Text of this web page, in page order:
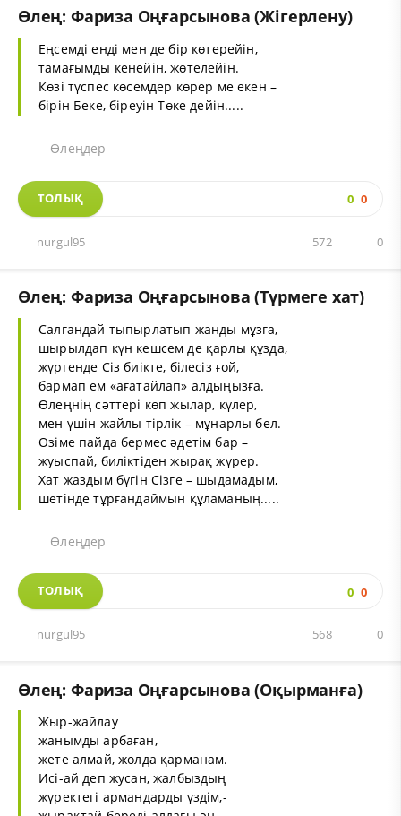
Өлең: Фариза Оңғарсынова (Жігерлену)
Еңсемді енді мен де бір көтерейін,
тамағымды кенейін, жөтелейін.
Көзі түспес көсемдер көрер ме екен –
бірін Беке, біреуін Төке дейін.....
Өлеңдер
ТОЛЫҚ 0 0
nurgul95 0
572
Өлең: Фариза Оңғарсынова (Түрмеге хат)
Салғандай тыпырлатып жанды мұзға,
шырылдап күн кешсем де қарлы құзда,
жүргенде Сіз биікте, білесіз ғой,
бармап ем «ағатайлап» алдыңызға.
Өлеңнің сәттері көп жылар, күлер,
мен үшін жайлы тірлік – мұнарлы бел.
Өзіме пайда бермес әдетім бар –
жуыспай, биліктіден жырақ жүрер.
Хат жаздым бүгін Сізге – шыдамадым,
шетінде тұрғандаймын құламаның.....
Өлеңдер
ТОЛЫҚ 0 0
nurgul95 0
568
Өлең: Фариза Оңғарсынова (Оқырманға)
Жыр-жайлау
жанымды арбаған,
жете алмай, жолда қарманам.
Исі-ай деп жусан, жалбыздың
жүректегі армандарды үздім,-